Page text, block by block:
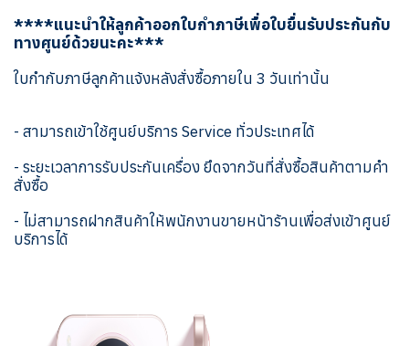
****แนะนำให้ลูกค้าออกใบกำภาษีเพื่อใบยื่นรับประกันกับ
ทางศูนย์ด้วยนะคะ***
ใบกำกับภาษีลูกค้าแจ้งหลังสั่งซื้อภายใน 3 วันเท่านั้น
- สามารถเข้าใช้ศูนย์บริการ Service ทั่วประเทศได้
- ระยะเวลาการรับประกันเครื่อง ยึดจากวันที่สั่งซื้อสินค้าตามคำ
สั่งซื้อ
- ไม่สามารถฝากสินค้าให้พนักงานขายหน้าร้านเพื่อส่งเข้าศูนย์
บริการได้